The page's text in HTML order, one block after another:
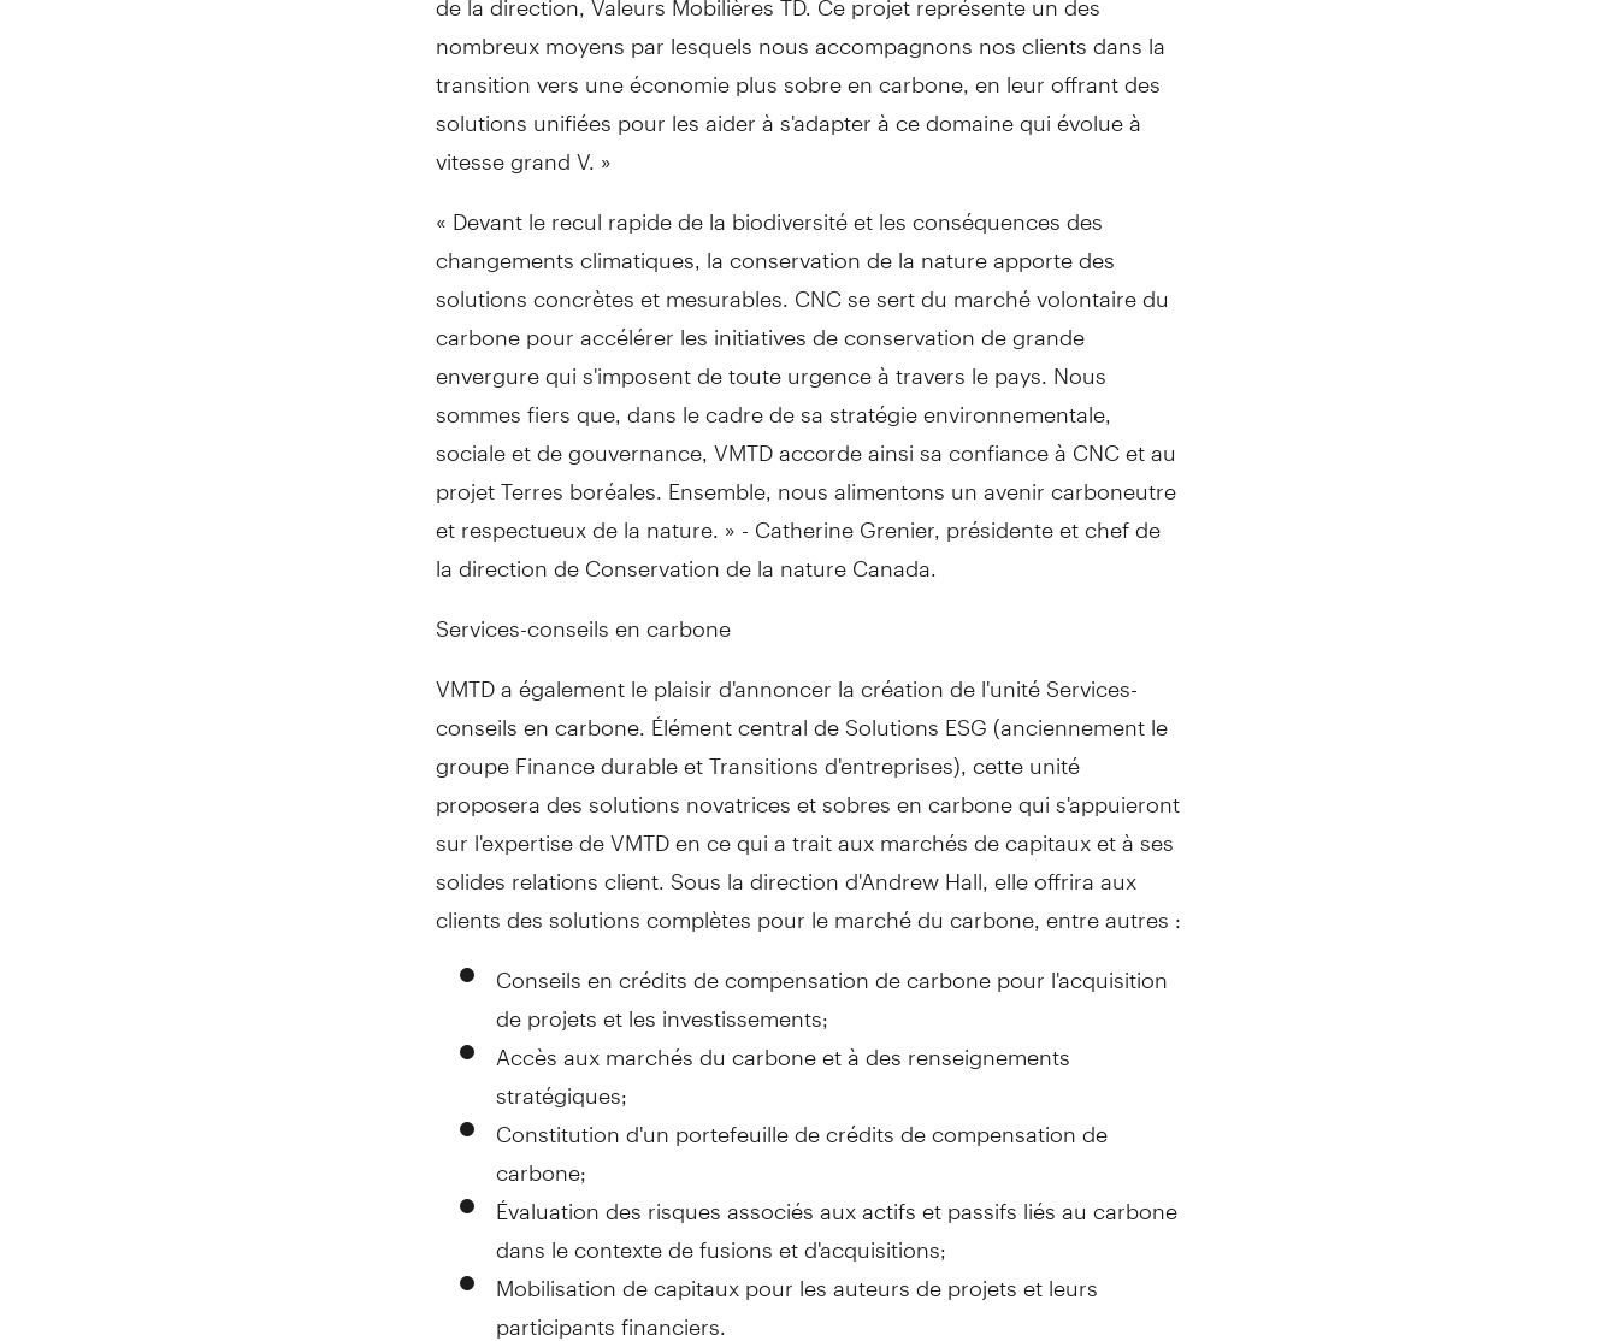
nombreux moyens par lesquels nous accompagnons nos clients dans la
transition vers une économie plus sobre en carbone, en leur offrant des
solutions unifiées pour les aider à s'adapter à ce domaine qui évolue à
vitesse grand V. »
« Devant le recul rapide de la biodiversité et les conséquences des
changements climatiques, la conservation de la nature apporte des
solutions concrètes et mesurables. CNC se sert du marché volontaire du
carbone pour accélérer les initiatives de conservation de grande
envergure qui s'imposent de toute urgence à travers le pays. Nous
sommes fiers que, dans le cadre de sa stratégie environnementale,
sociale et de gouvernance, VMTD accorde ainsi sa confiance à CNC et au
projet Terres boréales. Ensemble, nous alimentons un avenir carboneutre
et respectueux de la nature. » -Catherine Grenier , présidente et chef de
la direction de Conservation de la natureCanada
Services-conseils en carbone
VMTD a également le plaisir d'annoncer la création de l'unité Services-
conseils en carbone. Élément central de Solutions ESG (anciennement le
groupe Finance durable et Transitions d'entreprises), cette unité
proposera des solutions novatrices et sobres en carbone qui s'appuieront
sur l'expertise de VMTD en ce qui a trait aux marchés de capitaux et à ses
solides relations client. Sous la direction d'Andrew Hall, elle offrira aux
clients des solutions complètes pour le marché du carbone, entre autres :
Conseils en crédits de compensation de carbone pour l'acquisition
de projets et les investissements;
Accès aux marchés du carbone et à des renseignements
stratégiques;
Constitution d'un portefeuille de crédits de compensation de
carbone;
Évaluation des risques associés aux actifs et passifs liés au carbone
dans le contexte de fusions et d'acquisitions;
Mobilisation de capitaux pour les auteurs de projets et leurs
participants financiers.